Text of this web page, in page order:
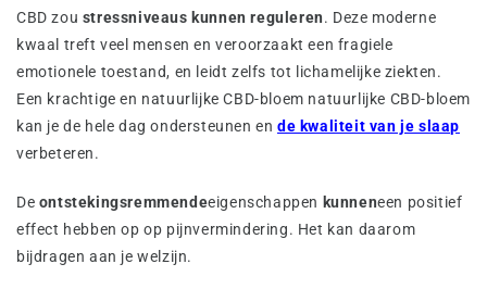
CBD zou stressniveaus kunnen reguleren. Deze moderne
kwaal treft veel mensen en veroorzaakt een fragiele
emotionele toestand, en leidt zelfs tot lichamelijke ziekten.
Een krachtige en natuurlijke CBD-bloem natuurlijke CBD-bloem
kan je de hele dag ondersteunen ende kwaliteit van je slaap
verbeteren.
De ontstekingsremmendeeigenschappen kunneneen positief
effect hebben op op pijnvermindering. Het kan daarom
bijdragen aan je welzijn.